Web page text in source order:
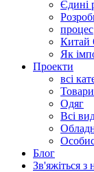
Єдині
процес
Китай
Як
Проекти
всі
Одяг
Всі
Блог
Зв'яжіться з